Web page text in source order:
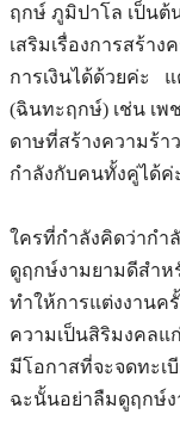
ฤกษ์ ภูมิปาโล เป็น
เสริมเรื่องการสร้า
การเงินได้ด้วยค่ะ
(ฉินทะฤกษ์) เช่น เพ
ดาษที่สร้างความร้า
กำลังกับคนทั้งคู่ได้ค่
ใครที่กำลังคิดว่ากำ
ดูฤกษ์งามยามดีสำห
ทำให้การแต่งงานค
ความเป็นสิริมงคลแ
มีโอกาสที่จะจดทะเ
ฉะนั้นอย่าลืมดูฤกษ์